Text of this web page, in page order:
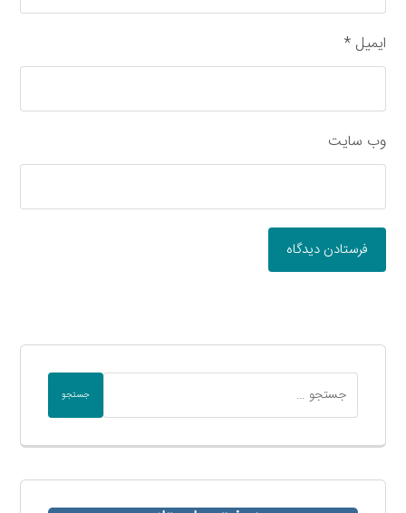
ایمیل*
وب‌ سایت
فرستادن دیدگاه
جستجو